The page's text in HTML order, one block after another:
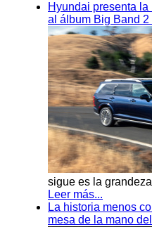
Hyundai presenta
al álbum Big Band
sigue es la
Leer más...
La historia menos
mesa de la mano